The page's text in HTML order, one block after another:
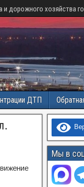
и дорожного хозяйства
ДТП
Мы в